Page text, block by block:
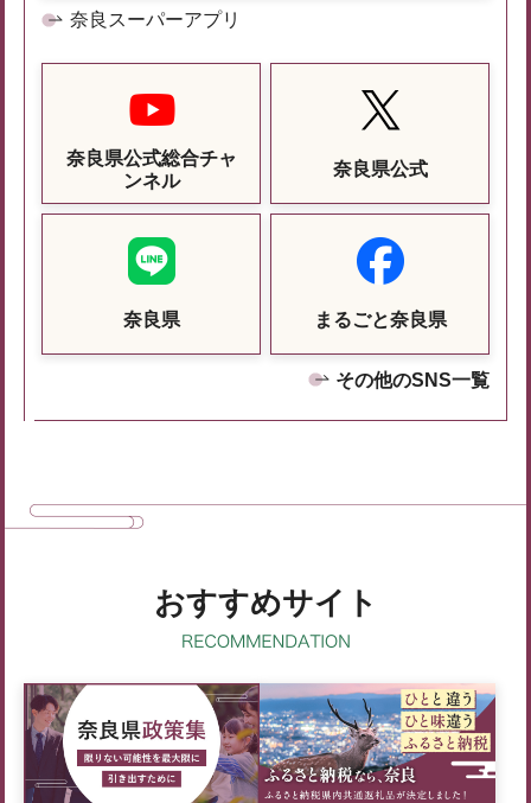
奈良スーパーアプリ
奈良県公式総合チャ
ンネル
奈良県公式
奈良県 まるごと奈良県
その他のSNS一覧
おすすめサイト